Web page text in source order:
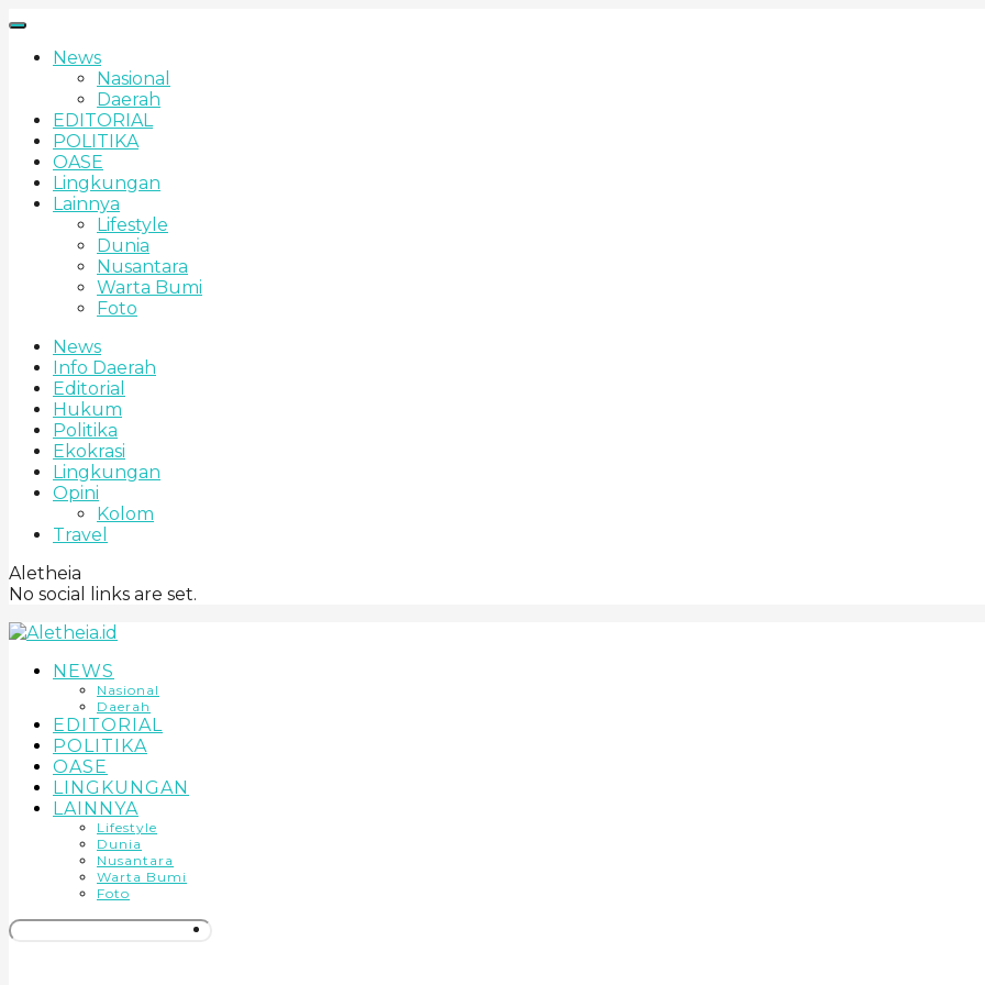
News
Nasional
Daerah
EDITORIAL
POLITIKA
OASE
Lingkungan
Lainnya
Lifestyle
Dunia
Nusantara
Warta Bumi
Foto
News
Info Daerah
Editorial
Hukum
Politika
Ekokrasi
Lingkungan
Opini
Kolom
Travel
Aletheia
No social links are set.
NEWS
Nasional
Daerah
EDITORIAL
POLITIKA
OASE
LINGKUNGAN
LAINNYA
Lifestyle
Dunia
Nusantara
Warta Bumi
Foto